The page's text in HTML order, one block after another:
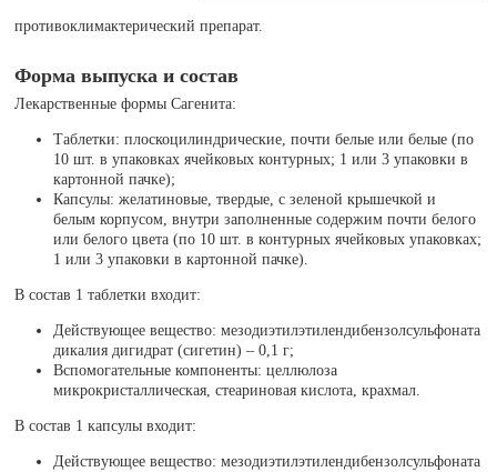
противоклимактерический препарат.
Форма выпуска и состав
Лекарственные формы Сагенита:
Таблетки: плоскоцилиндрические, почти белые или белые (по
10 шт. в упаковках ячейковых контурных; 1 или 3 упаковки в
картонной пачке);
Капсулы: желатиновые, твердые, с зеленой крышечкой и
белым корпусом, внутри заполненные содержим почти белого
или белого цвета (по 10 шт. в контурных ячейковых упаковках;
1 или 3 упаковки в картонной пачке).
В состав 1 таблетки входит:
Действующее вещество: мезодиэтилэтилендибензолсульфоната
дикалия дигидрат (сигетин) – 0,1 г;
Вспомогательные компоненты: целлюлоза
микрокристаллическая, стеариновая кислота, крахмал.
В состав 1 капсулы входит:
Действующее вещество: мезодиэтилэтилендибензолсульфоната